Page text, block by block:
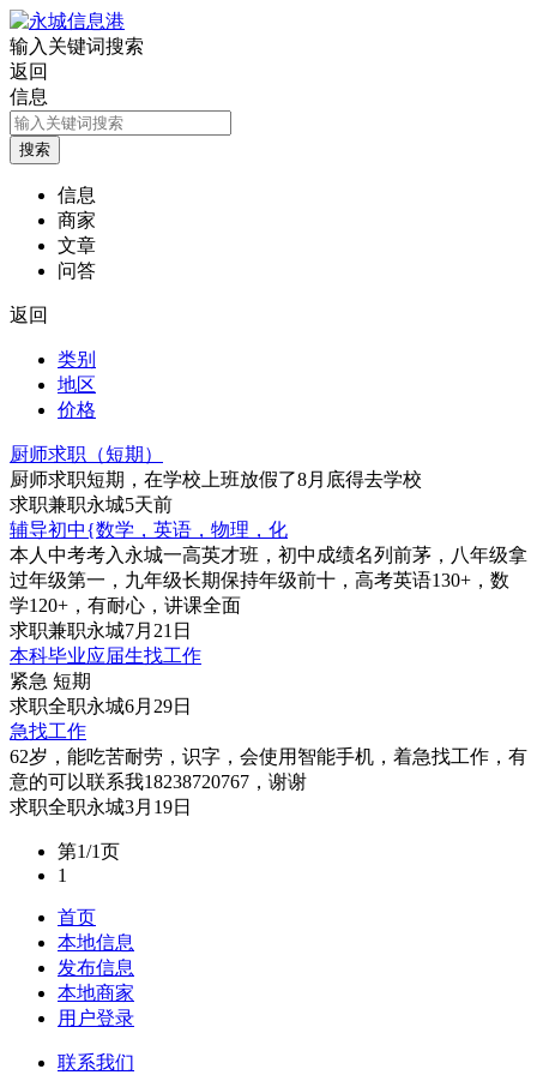
输入关键词搜索
返回
信息
信息
商家
文章
问答
返回
类别
地区
价格
厨师求职（短期）
厨师求职短期，在学校上班放假了8月底得去学校
求职兼职永城5天前
辅导初中{数学，英语，物理，化
本人中考考入永城一高英才班，初中成绩名列前茅，八年级拿
过年级第一，九年级长期保持年级前十，高考英语130+，数
学120+，有耐心，讲课全面
求职兼职永城7月21日
本科毕业应届生找工作
紧急 短期
求职全职永城6月29日
急找工作
62岁，能吃苦耐劳，识字，会使用智能手机，着急找工作，有
意的可以联系我18238720767，谢谢
求职全职永城3月19日
第1/1页
1
首页
本地信息
发布信息
本地商家
用户登录
联系我们